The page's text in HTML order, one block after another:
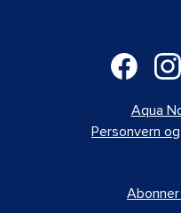
Aqua
Personvern